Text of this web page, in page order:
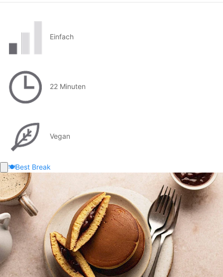
Einfach
22 Minuten
Vegan
🍽️Best Break